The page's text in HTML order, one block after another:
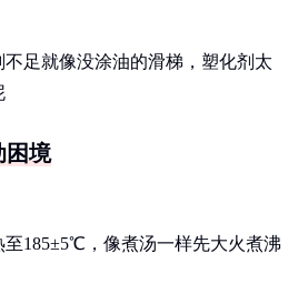
不足就像没涂油的滑梯，塑化剂太
困境
至185±5℃，像煮汤一样先大火煮沸